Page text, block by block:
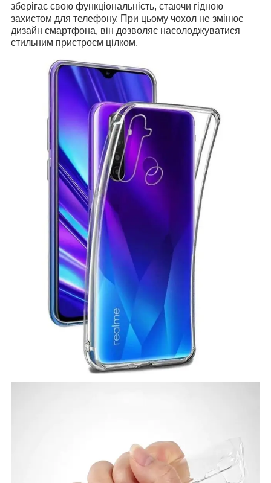
зберігає свою функціональність, стаючи гідною
захистом для телефону. При цьому чохол не змінює
дизайн смартфона, він дозволяє насолоджуватися
стильним пристроєм цілком.